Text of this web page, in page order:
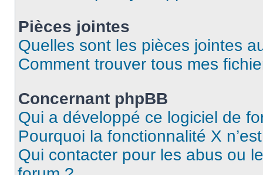
Pièces jointes
Quelles sont les pièces jointes
Comment trouver tous mes
Concernant phpBB
Qui a développé ce logiciel de
Pourquoi la fonctionnalité X
Qui contacter pour les abus ou